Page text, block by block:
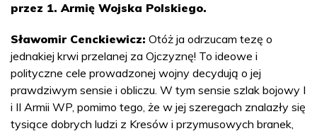
przez 1. Armię Wojska Polskiego.
Sławomir Cenckiewicz: Otóż ja odrzucam tezę o
jednakiej krwi przelanej za Ojczyznę! To ideowe i
polityczne cele prowadzonej wojny decydują o jej
prawdziwym sensie i obliczu. W tym sensie szlak bojowy I
i II Armii WP, pomimo tego, że w jej szeregach znalazły się
tysiące dobrych ludzi z Kresów i przymusowych branek,